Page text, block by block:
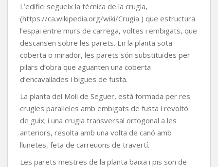
L’edifici segueix la tècnica de la crugia,
(https://ca.wikipedia.org/wiki/Crugia ) que estructura
l’espai entre murs de carrega, voltes i embigats, que
descansen sobre les parets. En la planta sota
coberta o mirador, les parets són substituïdes per
pilars d’obra que aguanten una coberta
d’encavallades i bigues de fusta.
La planta del Moli de Seguer, està formada per res
crugies paral·leles amb embigats de fusta i revoltó
de guix; i una crugia transversal ortogonal a les
anteriors, resolta amb una volta de canó amb
llunetes, feta de carreuons de travertí.
Les parets mestres de la planta baixa i pis son de